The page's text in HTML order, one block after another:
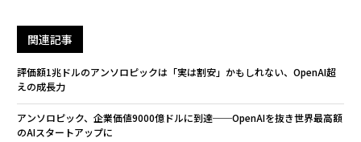
関連記事
評価額1兆ドルのアンソロピックは「実は割安」かもしれない、OpenAI超
えの成長力
アンソロピック、企業価値9000億ドルに到達──OpenAIを抜き世界最高額
のAIスタートアップに